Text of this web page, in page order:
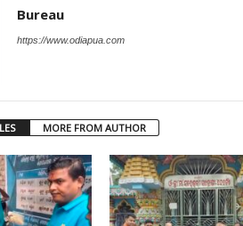
Bureau
https://www.odiapua.com
MORE FROM AUTHOR